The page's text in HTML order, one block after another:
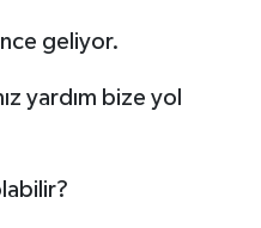
geliyor.
yardım bize yol